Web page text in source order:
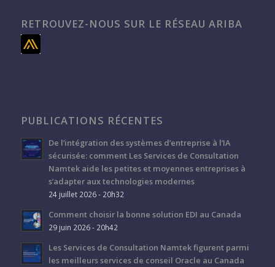
RETROUVEZ-NOUS SUR LE RÉSEAU ARIBA
PUBLICATIONS RÉCENTES
De l’intégration des systèmes d’entreprise à l’IA
sécurisée: comment Les Services de Consultation
Namtek aide les petites et moyennes entreprises à
s’adapter aux technologies modernes
24 juillet 2026 - 20h32
Comment choisir la bonne solution EDI au Canada
29 juin 2026 - 20h42
Les Services de Consultation Namtek figurent parmi
les meilleurs services de conseil Oracle au Canada